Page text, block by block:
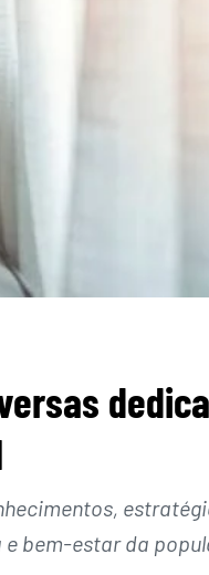
bem-estar da